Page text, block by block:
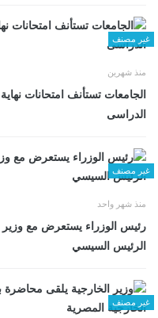
غير مصنف
منذ شهرين
الجامعات تستأنف امتحانات نهاية
الدراسى
غير مصنف
منذ شهر واحد
رئيس الوزراء يستعرض مع وزير
الرئيس السيسي
غير مصنف